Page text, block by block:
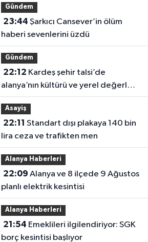
Gündem
23:44
haberi sevenlerini üzdü
Gündem
22:12
alanya’nın kültürü ve yerel değerleri
tanıtıldı
Asayiş
22:11
lira ceza ve trafikten men
Alanya Haberleri
22:09
planlı elektrik kesintisi
Alanya Haberleri
21:54
borç kesintisi başlıyor